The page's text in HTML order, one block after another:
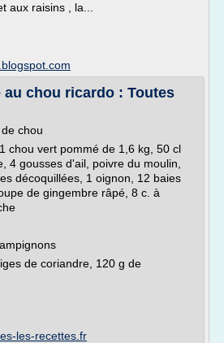
aux raisins , la...
au chou ricardo : Toutes
chou
chou vert pommé de 1,6 kg, 50 cl
4 gousses d'ail, poivre du moulin,
décoquillées, 1 oignon, 12 baies
de gingembre râpé, 8 c. à
de coriandre, 120 g de
les-recettes.fr